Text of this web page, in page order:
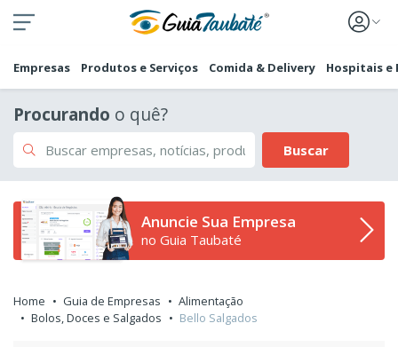
Empresas Produtos e Serviços Comida & Delivery Hospitais e
Procurando o quê?
Buscar
Anuncie Sua Empresa
no Guia Taubaté
Home Guia de Empresas
Alimentação
Bolos, Doces e Salgados
Bello Salgados